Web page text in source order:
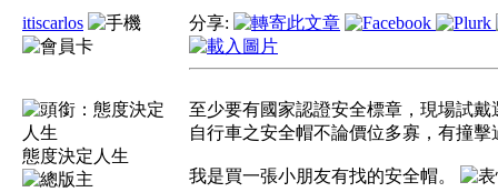
itiscarlos
態度決定人生
分享:
至少要有國家認證安全標章，現場試戴
自行車之安全帽不論價位多寡，有撞擊
我是買一張小朋友有找的安全帽。